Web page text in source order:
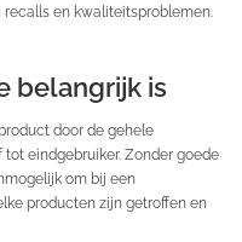
en kwaliteitsproblemen.
belangrijk is
door de gehele
eindgebruiker. Zonder goede
om bij een
producten zijn getroffen en